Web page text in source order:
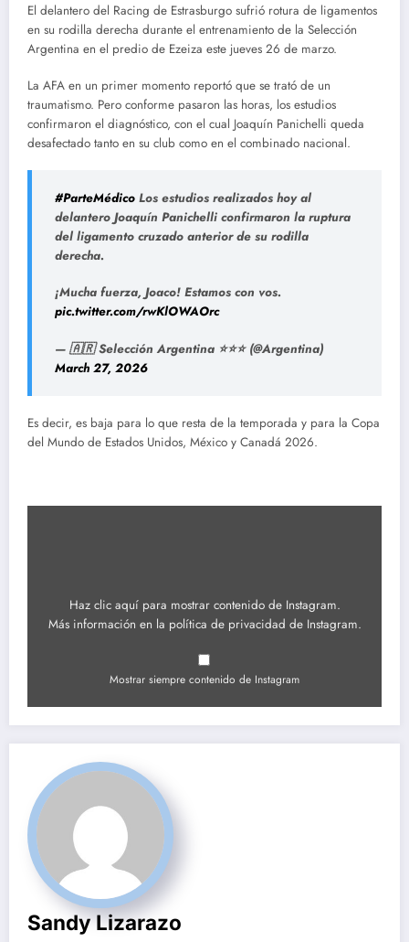
El delantero del Racing de Estrasburgo sufrió rotura de ligamentos
en su rodilla derecha durante el entrenamiento de la Selección
Argentina en el predio de Ezeiza este jueves 26 de marzo.
La AFA en un primer momento reportó que se trató de un
traumatismo. Pero conforme pasaron las horas, los estudios
confirmaron el diagnóstico, con el cual Joaquín Panichelli queda
desafectado tanto en su club como en el combinado nacional.
#ParteMédico Los estudios realizados hoy al
delantero Joaquín Panichelli confirmaron la ruptura
del ligamento cruzado anterior de su rodilla
derecha.
¡Mucha fuerza, Joaco! Estamos con vos.
pic.twitter.com/rwKlOWAOrc
— 🇦🇷 Selección Argentina ⭐⭐⭐ (@Argentina)
March 27, 2026
Es decir, es baja para lo que resta de la temporada y para la Copa
del Mundo de Estados Unidos, México y Canadá 2026.
Mostrar
Haz clic aquí para mostrar contenido de Instagram.
Más información en la política de privacidad de Instagram.
Mostrar siempre contenido de Instagram
Sandy Lizarazo